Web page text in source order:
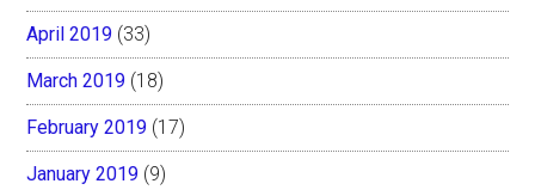
April 2019 (33)
March 2019 (18)
February 2019 (17)
January 2019 (9)